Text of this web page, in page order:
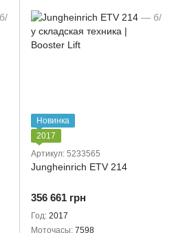
Новинка
2017
Артикул: 5233565
Jungheinrich ETV 214
356 661 грн
Год 2017
Моточасы 7598